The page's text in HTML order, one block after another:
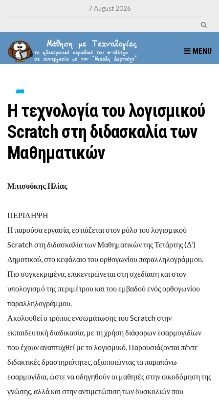
7 August 2026
MENU
Η τεχνολογία του λογισμικού
Scratch στη διδασκαλία των
Μαθηματικών
Μπισούκης Ηλίας
ΠΕΡΙΛΗΨΗ
Η παρούσα εργασία, εστιάζεται στον ρόλο του λογισμικού
Scratch στη διδασκαλία των Μαθηματικών της Τετάρτης (Δ’)
Δημοτικού, στο κεφάλαιο του ορθογωνίου παραλληλογράμμου.
Πιο συγκεκριμένα, επικεντρώνεται στη σχεδίαση και στον
υπολογισμό της περιμέτρου και του εμβαδού ενός ορθογωνίου
παραλληλογράμμου.
Ακολουθεί ο τρόπος ενσωμάτωσης του Scratch στην
εκπαιδευτική διαδικασία, με τη χρήση διάφορων εφαρμογιδίων
που έχουν αναπτυχθεί με το λογισμικό. Παρουσιάζονται πέντε
διδακτικές δραστηριότητες, αξιοποιώντας τα παραπάνω
εφαρμογίδια, ώστε να οδηγηθούν οι μαθητές στην οικοδόμηση της
γνώσης, αλλά και στην αντιμετώπιση των δυσκολιών που